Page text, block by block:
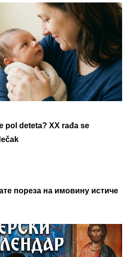
pol deteta? XX rađa se
пореза на имовину истиче